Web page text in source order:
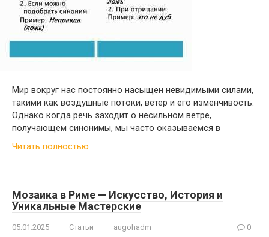
Мир вокруг нас постоянно насыщен невидимыми силами,
такими как воздушные потоки, ветер и его изменчивость.
Однако когда речь заходит о несильном ветре,
получающем синонимы, мы часто оказываемся в
Читать полностью
Мозаика в Риме — Искусство, История и
Уникальные Мастерские
05.01.2025 Статьи augohadm 0